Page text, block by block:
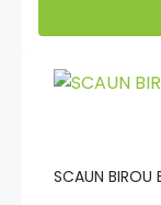
SCAUN BIROU